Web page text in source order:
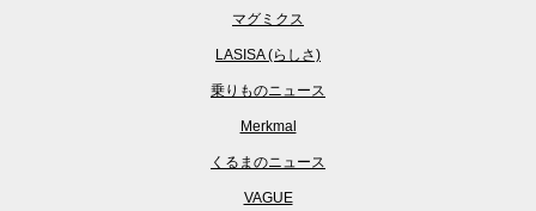
マグミクス
LASISA (らしさ)
乗りものニュース
Merkmal
くるまのニュース
VAGUE